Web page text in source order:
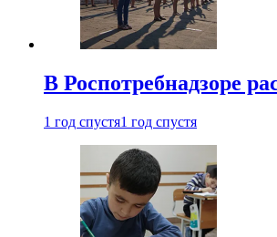
В Роспотребнадзоре
1 год спустя1 год спустя